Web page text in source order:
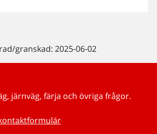
granskad: 2025-06-02
järnväg, färja och övriga frågor.